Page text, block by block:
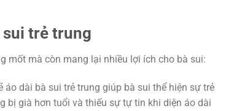
sui trẻ trung
mốt mà còn mang lại nhiều lợi ích cho bà sui:
áo dài bà sui trẻ trung giúp bà sui thể hiện sự trẻ
bị già hơn tuổi và thiếu sự tự tin khi diện áo dài